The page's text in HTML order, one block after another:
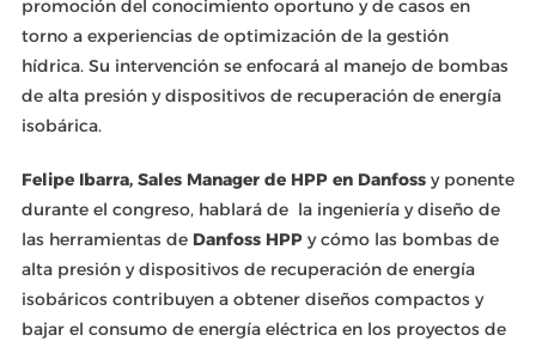
promoción del conocimiento oportuno y de casos en
torno a experiencias de optimización de la gestión
hídrica. Su intervención se enfocará al manejo de bombas
de alta presión y dispositivos de recuperación de energía
isobárica.
Felipe Ibarra, Sales Manager de HPP en Danfossy ponente
durante el congreso, hablará de la ingeniería y diseño de
las herramientas de Danfoss HPPy cómo las bombas de
alta presión y dispositivos de recuperación de energía
isobáricos contribuyen a obtener diseños compactos y
bajar el consumo de energía eléctrica en los proyectos de